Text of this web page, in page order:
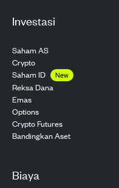
Investasi
Saham AS
Crypto
Saham ID
New
Reksa Dana
Emas
Options
Crypto Futures
Bandingkan Aset
Biaya